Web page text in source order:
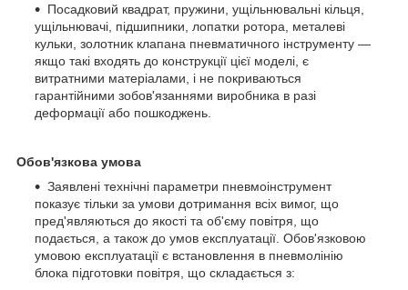
Посадковий квадрат, пружини, ущільнювальні кільця,
ущільнювачі, підшипники, лопатки ротора, металеві
кульки, золотник клапана пневматичного інструменту —
якщо такі входять до конструкції цієї моделі, є
витратними матеріалами, і не покриваються
гарантійними зобов'язаннями виробника в разі
деформації або пошкоджень.
Обов'язкова умова
Заявлені технічні параметри пневмоінструмент
показує тільки за умови дотримання всіх вимог, що
пред'являються до якості та об'єму повітря, що
подається, а також до умов експлуатації. Обов'язковою
умовою експлуатації є встановлення в пневмолінію
блока підготовки повітря, що складається з: